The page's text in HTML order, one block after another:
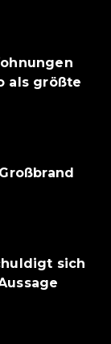
als größte
sich